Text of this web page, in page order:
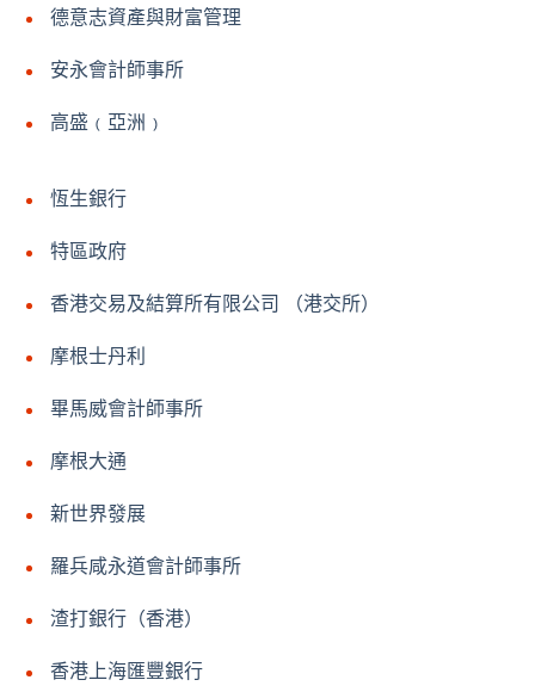
德意志資產與財富管理
安永會計師事所
高盛﹙亞洲﹚
恆生銀行
特區政府
香港交易及結算所有限公司 （港交所）
摩根士丹利
畢馬威會計師事所
摩根大通
新世界發展
羅兵咸永道會計師事所
渣打銀行（香港）
香港上海匯豐銀行